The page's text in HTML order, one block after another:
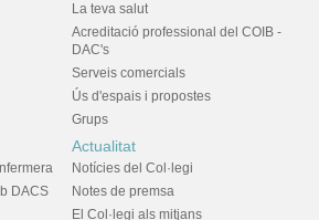
La teva salut
Acreditació professional del COIB -
DAC's
Serveis comercials
Ús d'espais i propostes
Grups
DACS
Actualitat
Notícies del Col·legi
Notes de premsa
El Col·legi als mitjans